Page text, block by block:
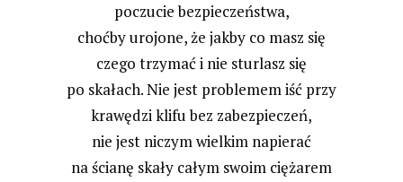
poczucie bezpieczeństwa,
choćby urojone, że jakby co masz się
czego trzymać i nie sturlasz się
po skałach. Nie jest problemem iść przy
krawędzi klifu bez zabezpieczeń,
nie jest niczym wielkim napierać
na ścianę skały całym swoim ciężarem